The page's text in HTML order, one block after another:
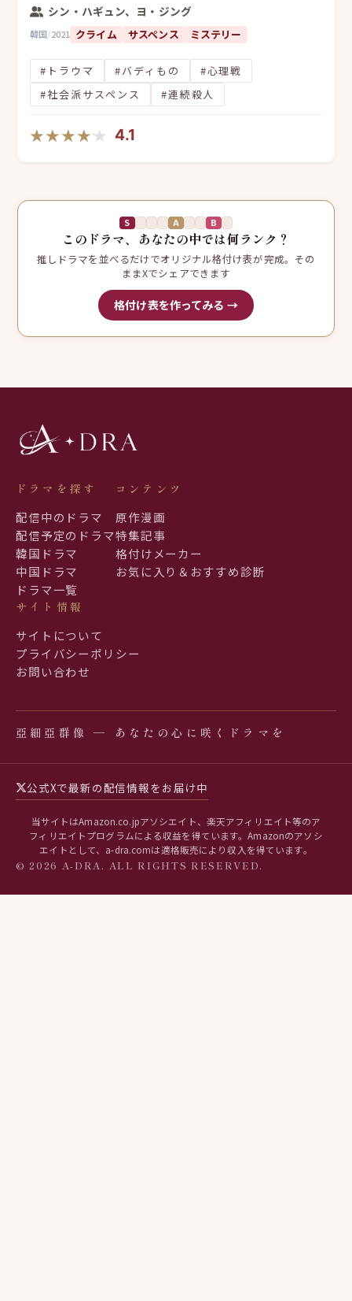
シン・ハギュン、ヨ・ジング
韓国/2021 クライム サスペンス ミステリー
#トラウマ #バディもの
#心理戦
#社会派サスペンス
#連続殺人
★★★★★
★★★★★ 4.1
S A B
このドラマ、あなたの中では何ランク？
推しドラマを並べるだけでオリジナル格付け表が完成。その
ままXでシェアできます
格付け表を作ってみる →
ドラマを探す
配信中のドラマ
配信予定のドラマ
韓国ドラマ
中国ドラマ
ドラマ一覧
コンテンツ
原作漫画
特集記事
格付けメーカー
お気に入り＆おすすめ診断
サイト情報
サイトについて
プライバシーポリシー
お問い合わせ
亞細亞群像 ─ あなたの心に咲くドラマを
公式Xで最新の配信情報をお届け中
当サイトはAmazon.co.jpアソシエイト、楽天アフィリエイト等のア
フィリエイトプログラムによる収益を得ています。Amazonのアソシ
エイトとして、a-dra.comは適格販売により収入を得ています。
© 2026 A-DRA. ALL RIGHTS RESERVED.